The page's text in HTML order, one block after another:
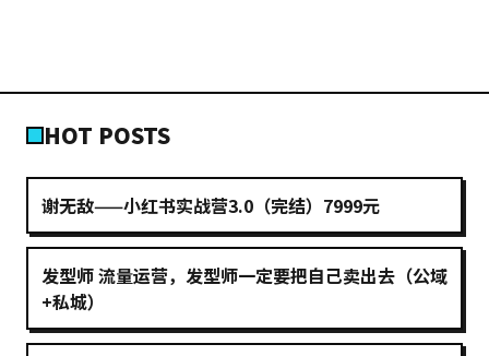
HOT POSTS
谢无敌——小红书实战营3.0（完结）7999元
发型师 流量运营，发型师一定要把自己卖出去（公域
+私城）